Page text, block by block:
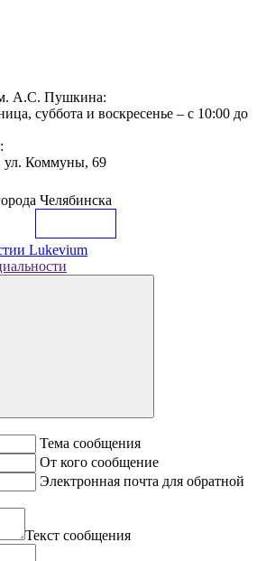
А.С. Пушкина:
суббота и воскресенье – с 10:00 до
ул. Коммуны, 69
Челябинска
Lukevium
Тема сообщения
От кого сообщение
Электронная почта для обратной
Текст сообщения